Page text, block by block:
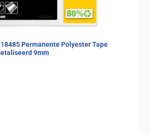
18485 Permanente Polyester Tape
9mm